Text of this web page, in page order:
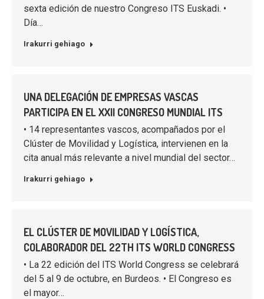
sexta edición de nuestro Congreso ITS Euskadi. •
Día…
Irakurri gehiago
UNA DELEGACIÓN DE EMPRESAS VASCAS
PARTICIPA EN EL XXII CONGRESO MUNDIAL ITS
• 14 representantes vascos, acompañados por el
Clúster de Movilidad y Logística, intervienen en la
cita anual más relevante a nivel mundial del sector…
Irakurri gehiago
EL CLÚSTER DE MOVILIDAD Y LOGÍSTICA,
COLABORADOR DEL 22TH ITS WORLD CONGRESS
• La 22 edición del ITS World Congress se celebrará
del 5 al 9 de octubre, en Burdeos. • El Congreso es
el mayor…